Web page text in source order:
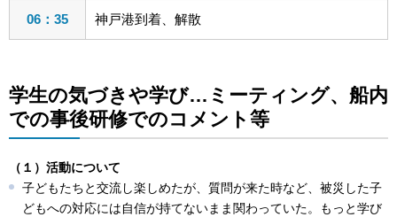
06：35 神戸港到着、解散
学生の気づきや学び…ミーティング、船内
での事後研修でのコメント等
（１）活動について
子どもたちと交流し楽しめたが、質問が来た時など、被災した子
どもへの対応には自信が持てないまま関わっていた。もっと学び